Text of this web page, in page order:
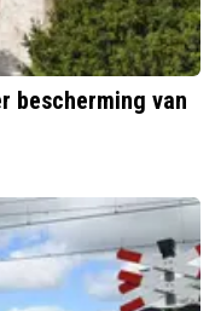
bescherming van